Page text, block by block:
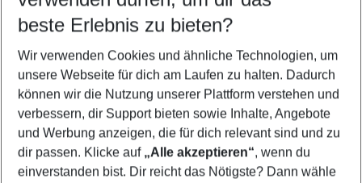
5-8 Nächte
2 Erwachsene Keine Kinder
Mehr Filter anzeigen
beste Erlebnis zu bieten?
Wir verwenden Cookies und ähnliche Technologien, um
unsere Webseite für dich am Laufen zu halten. Dadurch
können wir die Nutzung unserer Plattform verstehen und
verbessern, dir Support bieten sowie Inhalte, Angebote
und Werbung anzeigen, die für dich relevant sind und zu
dir passen. Klicke auf „Alle akzeptieren“, wenn du
einverstanden bist. Dir reicht das Nötigste? Dann wähle